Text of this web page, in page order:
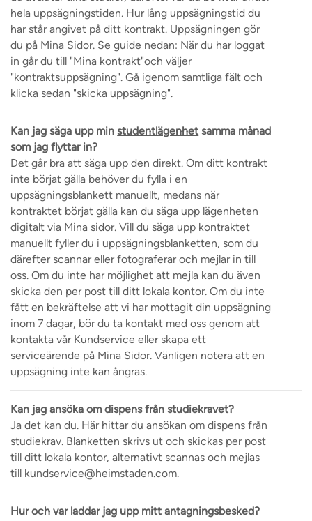
hela uppsägningstiden. Hur lång uppsägningstid du
har står angivet på ditt kontrakt. Uppsägningen gör
du på Mina Sidor. Se guide nedan: När du har loggat
in går du till "Mina kontrakt"och väljer
"kontraktsuppsägning". Gå igenom samtliga fält och
klicka sedan "skicka uppsägning".
Kan jag säga upp min studentlägenhet samma månad
som jag flyttar in?
Det går bra att säga upp den direkt. Om ditt kontrakt
inte börjat gälla behöver du fylla i en
uppsägningsblankett manuellt, medans när
kontraktet börjat gälla kan du säga upp lägenheten
digitalt via Mina sidor. Vill du säga upp kontraktet
manuellt fyller du i uppsägningsblanketten, som du
därefter scannar eller fotograferar och mejlar in till
oss. Om du inte har möjlighet att mejla kan du även
skicka den per post till ditt lokala kontor. Om du inte
fått en bekräftelse att vi har mottagit din uppsägning
inom 7 dagar, bör du ta kontakt med oss genom att
kontakta vår Kundservice eller skapa ett
serviceärende på Mina Sidor. Vänligen notera att en
uppsägning inte kan ångras.
Kan jag ansöka om dispens från studiekravet?
Ja det kan du. Här hittar du ansökan om dispens från
studiekrav. Blanketten skrivs ut och skickas per post
till ditt lokala kontor, alternativt scannas och mejlas
till kundservice@heimstaden.com.
Hur och var laddar jag upp mitt antagningsbesked?